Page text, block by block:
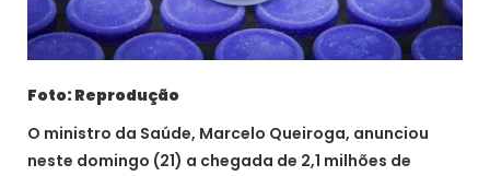
Foto: Reprodução
O ministro da Saúde, Marcelo Queiroga, anunciou
neste domingo (21) a chegada de 2,1 milhões de